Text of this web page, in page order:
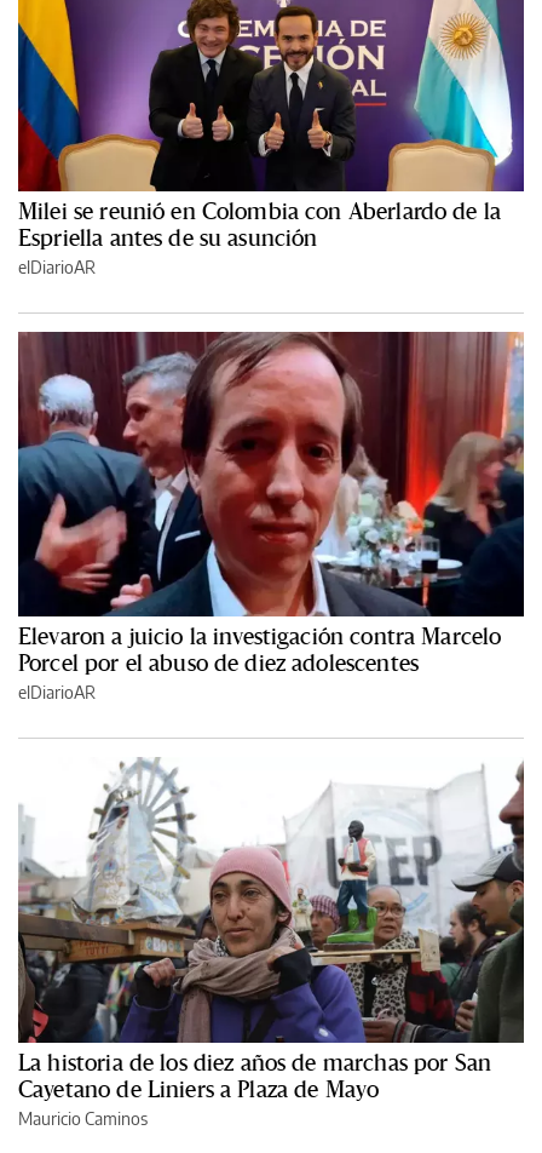
Milei se reunió en Colombia con Aberlardo de la
Espriella antes de su asunción
elDiarioAR
Elevaron a juicio la investigación contra Marcelo
Porcel por el abuso de diez adolescentes
elDiarioAR
La historia de los diez años de marchas por San
Cayetano de Liniers a Plaza de Mayo
Mauricio Caminos